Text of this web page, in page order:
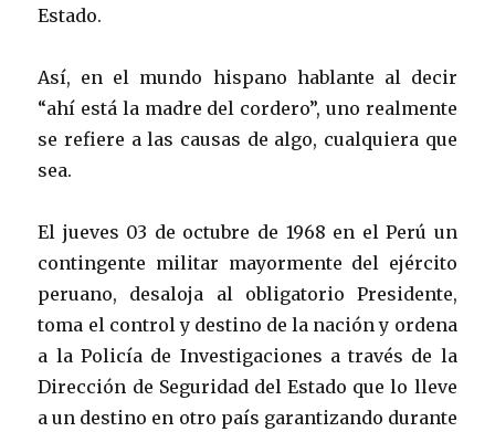
Estado.
Así, en el mundo hispano hablante al decir
“ahí está la madre del cordero”, uno realmente
se refiere a las causas de algo, cualquiera que
sea.
El jueves 03 de octubre de 1968 en el Perú un
contingente militar mayormente del ejército
peruano, desaloja al obligatorio Presidente,
toma el control y destino de la nación y ordena
a la Policía de Investigaciones a través de la
Dirección de Seguridad del Estado que lo lleve
a un destino en otro país garantizando durante